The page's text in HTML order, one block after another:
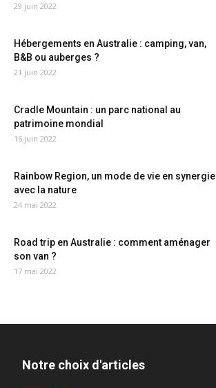
29 juin 2022
Hébergements en Australie : camping, van,
B&B ou auberges ?
21 juin 2022
Cradle Mountain : un parc national au
patrimoine mondial
16 juin 2022
Rainbow Region, un mode de vie en synergie
avec la nature
24 mai 2022
Road trip en Australie : comment aménager
son van ?
17 mai 2022
Notre choix d'articles